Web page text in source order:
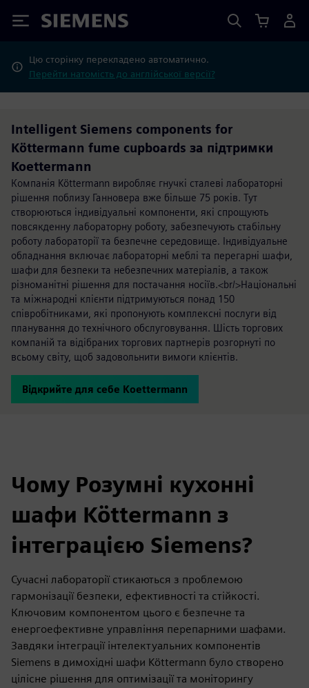
Siemens
Цю сторінку перекладено автоматично.
Перейти натомість до англійської версії?
Intelligent Siemens components for
Köttermann fume cupboards за підтримки
Koettermann
Компанія Köttermann виробляє гнучкі сталеві лабораторні
рішення поблизу Ганновера вже більше 75 років. Тут
створюються індивідуальні компоненти, які спрощують
повсякденну лабораторну роботу, забезпечують стабільну
роботу лабораторії та безпечне середовище. Індивідуальне
обладнання включає лабораторні меблі та перегарні шафи,
шафи для безпеки та небезпечних матеріалів, а також
різноманітні рішення для постачання носіїв.<br/>Національні
та міжнародні клієнти підтримуються понад 150
співробітниками, які пропонують комплексні послуги від
планування до технічного обслуговування. Шість торгових
компаній та відібраних торгових партнерів розгорнуті по
всьому світу, щоб задовольнити вимоги клієнтів.
Відкрийте для себе Koettermann
Чому Розумні кухонні
шафи Köttermann з
інтеграцією Siemens?
Сучасні лабораторії стикаються з проблемою
гармонізації безпеки, ефективності та стійкості.
Ключовим компонентом цього є безпечне та
енергоефективне управління перепарними шафами.
Завдяки інтеграції інтелектуальних компонентів
Siemens в димохідні шафи Köttermann було створено
цілісне рішення для оптимізації та моніторингу